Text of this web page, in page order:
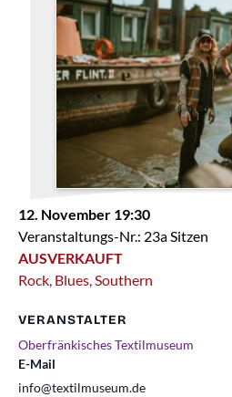
12. November 19:30
Veranstaltungs-Nr.: 23a Sitzen
AUSVERKAUFT
Rock, Blues, Southern
VERANSTALTER
Oberfränkisches Textilmuseum
E-Mail
info@textilmuseum.de